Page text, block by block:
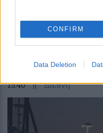
CONFIRM
Data Deletion
από τον
δείκτης τιμών τον
αναλυτικά τα
15:40 || Διεθνή